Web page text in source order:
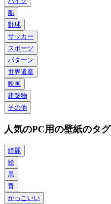
船
野球
サッカー
スポーツ
パターン
世界遺産
映画
建築物
その他
人気のPC用の壁紙のタグ
綺麗
絵
黒
青
かっこいい